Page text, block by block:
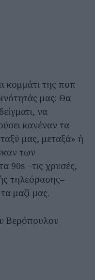
κομμάτι της ποπ
μας: Θα
να
κανέναν τα
μας, μεταξά» ή
των
90s –τις χρυσές,
τηλεόρασης–
μαζί μας.
Βερόπουλου